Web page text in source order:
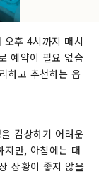
후 4시까지 매시
예약이 필요 없습
하고 추천하는 옵
감상하기 어려운
지만, 아침에는 대
상황이 좋지 않을